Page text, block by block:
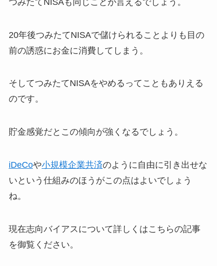
20年後つみたてNISAで儲けられることよりも目の
前の誘惑にお金に消費してしまう。
そしてつみたてNISAをやめるってこともありえる
のです。
貯金感覚だとこの傾向が強くなるでしょう。
iDeCoや小規模企業共済のように自由に引き出せな
いという仕組みのほうがこの点はよいでしょう
ね。
現在志向バイアスについて詳しくはこちらの記事
を御覧ください。